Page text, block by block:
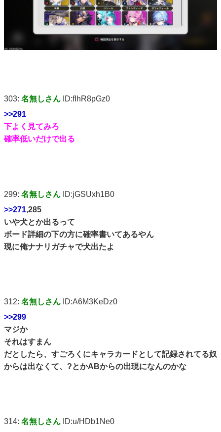
303: 名無しさん ID:fIhR8pGz0
>>291
下よく見てみろ
確率低いだけで出る
299: 名無しさん ID:jGSUxh1B0
>>271,285
いや犬とか出るって
ボード詳細の下の方に確率書いてあるやん
現に俺ナナリガチャで犬出たよ
312: 名無しさん ID:A6M3KeDz0
>>299
マジか
それはすまん
だとしたら、すごろくにキャラカードとして記録されてる奴
からは出なくて、?とかABからの出現になんのかな
314: 名無しさん ID:u/HDb1Ne0